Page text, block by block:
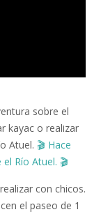
sobre el
kayac o realizar
Atuel. 🎬 Hace
Río Atuel. 🎬
con chicos.
el paseo de 1